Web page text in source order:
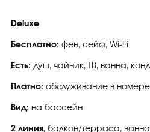
Deluxe
Бесплатно: фен, сейф, Wi-Fi
Есть: душ, чайник, ТВ, ванна,
Платно: обслуживание в номере
Вид: на бассейн
2 линия, балкон/терраса,